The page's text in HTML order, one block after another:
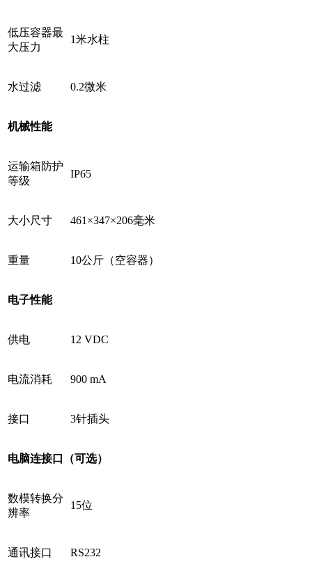
低压容器最
大压力
1米水柱
水过滤 0.2微米
机械性能
运输箱防护
等级
IP65
大小尺寸 461×347×206毫米
重量 10公斤（空容器）
电子性能
供电 12 VDC
电流消耗 900 mA
接口 3针插头
电脑连接口（可选）
数模转换分
辨率
15位
通讯接口 RS232